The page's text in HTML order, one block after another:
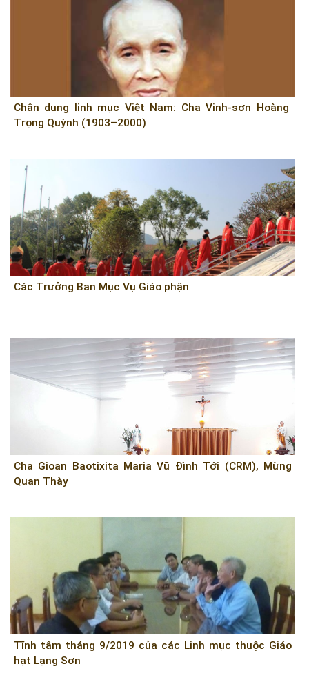
Chân dung linh mục Việt Nam: Cha Vinh-sơn Hoàng
Trọng Quỳnh (1903–2000)
Các Trưởng Ban Mục Vụ Giáo phận
Cha Gioan Baotixita Maria Vũ Đình Tới (CRM), Mừng
Quan Thày
Tĩnh tâm tháng 9/2019 của các Linh mục thuộc Giáo
hạt Lạng Sơn